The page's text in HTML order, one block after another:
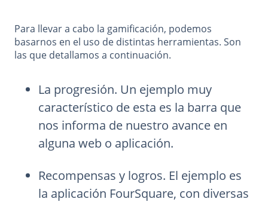
Para llevar a cabo la gamificación, podemos
basarnos en el uso de distintas herramientas. Son
las que detallamos a continuación.
La progresión. Un ejemplo muy
característico de esta es la barra que
nos informa de nuestro avance en
alguna web o aplicación.
Recompensas y logros. El ejemplo es
la aplicación FourSquare, con diversas